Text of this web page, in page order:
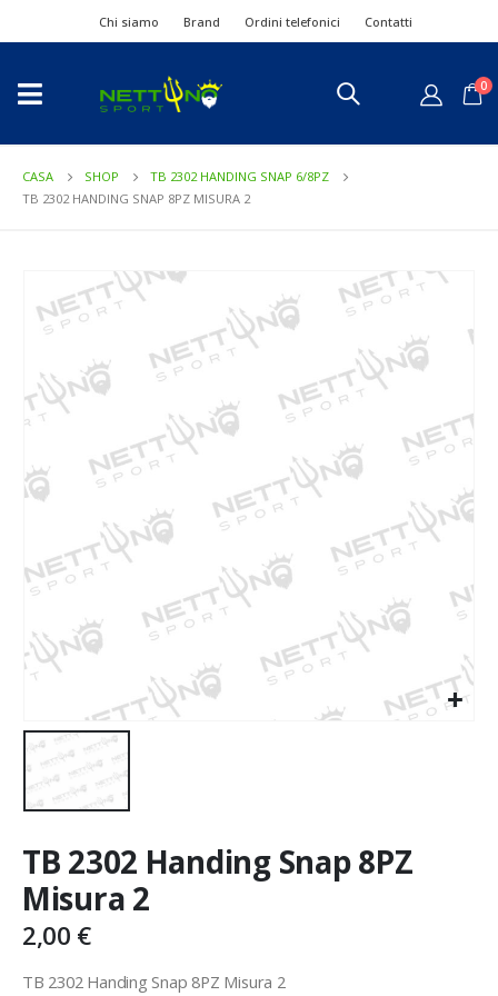
Chi siamo Brand Ordini telefonici Contatti
0
CASA SHOP
TB 2302 HANDING SNAP 6/8PZ
TB 2302 HANDING SNAP 8PZ MISURA 2
TB 2302 Handing Snap 8PZ
Misura 2
2,00 €
TB 2302 Handing Snap 8PZ Misura 2